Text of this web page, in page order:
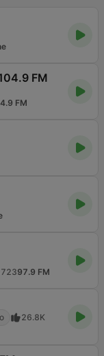
FM
FM
72397.9 FM
26.8K